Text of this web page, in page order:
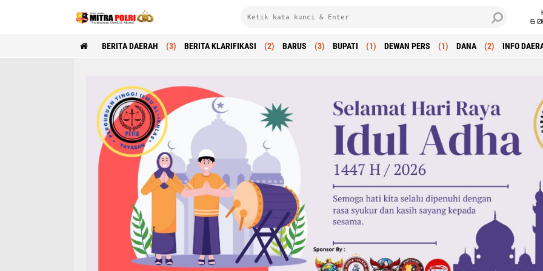
6
BERITA DAERAH (3) BERITA KLARIFIKASI (2) BARUS (3) BUPATI (1) DEWAN PERS (1) DANA (2) INFO